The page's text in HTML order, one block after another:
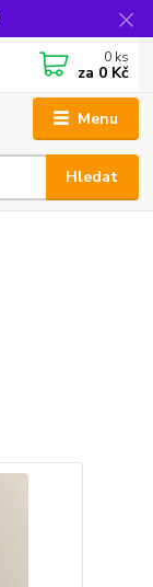
Menu
Hledat
0 ks
za 0 Kč